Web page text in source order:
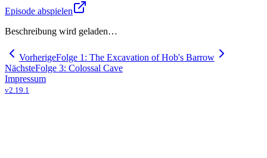
Episode abspielen
Beschreibung wird geladen…
VorherigeFolge 1: The Excavation of Hob's Barrow
NächsteFolge 3: Colossal Cave
Impressum
v2.19.1